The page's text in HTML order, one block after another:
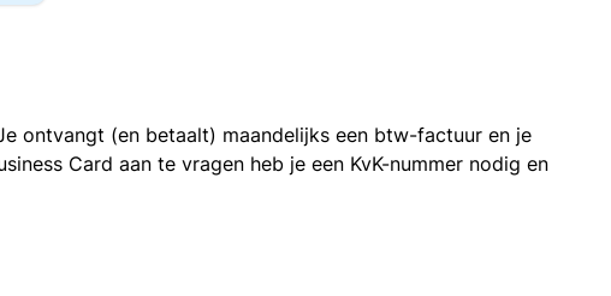
ontvangt (en betaalt) maandelijks een btw-factuur en je
Card aan te vragen heb je een KvK-nummer nodig en